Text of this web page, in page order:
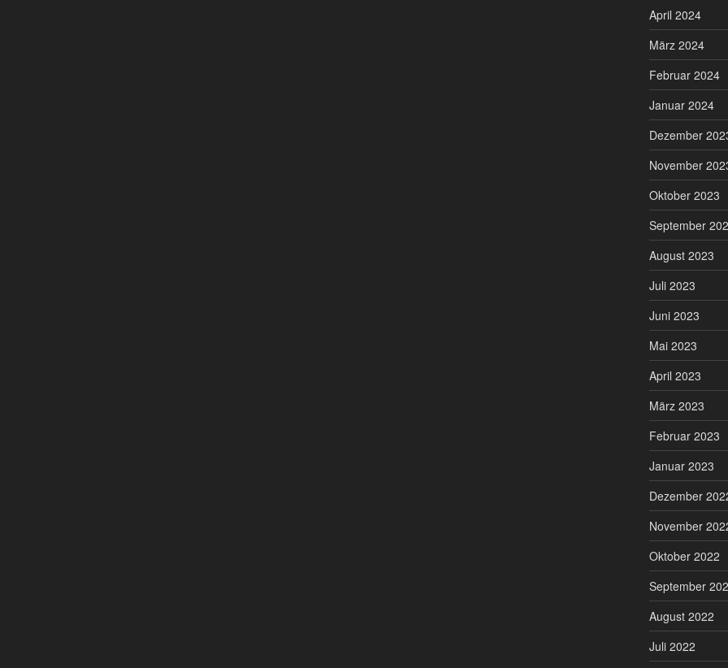
April 2024
März 2024
Februar 2024
Januar 2024
Dezember
November
Oktober 2023
September
August 2023
Juli 2023
Juni 2023
Mai 2023
April 2023
März 2023
Februar 2023
Januar 2023
Dezember
November
Oktober 2022
September
August 2022
Juli 2022